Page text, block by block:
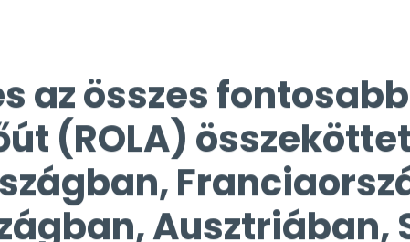
(ROLA)
Ausztriában,
és Szlovéniában.